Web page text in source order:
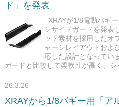
ド」を発表
XRAYが1/8電動バギ
シサイドガードを発表
ット素材を採用したオ
ャーシレイアウトおよ
応した設計となってい
ガードと比較して柔軟性が高く、シ
26.3.26
XRAYから1/8バギー用「ア